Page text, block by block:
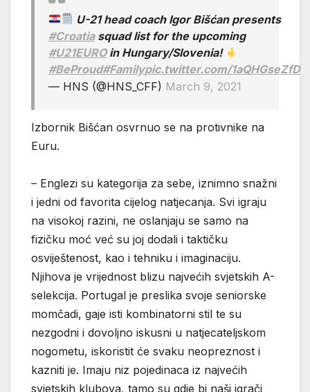
U-21 head coach Igor Bišćan presents
#Croatiasquad list for the upcoming
#U21EUROin Hungary/Slovenia!
#BeProud#Familypic.twitter.com/1aQHGseZfD
— HNS (@HNS_CFF) March 9, 2021
Izbornik Bišćan osvrnuo se na protivnike na
Euru.
– Englezi su kategorija za sebe, iznimno snažni
i jedni od favorita cijelog natjecanja. Svi igraju
na visokoj razini, ne oslanjaju se samo na
fizičku moć već su joj dodali i taktičku
osviještenost, kao i tehniku i imaginaciju.
Njihova je vrijednost blizu najvećih svjetskih A-
selekcija. Portugal je preslika svoje seniorske
momčadi, gaje isti kombinatorni stil te su
nezgodni i dovoljno iskusni u natjecateljskom
nogometu, iskoristit će svaku neopreznost i
kazniti je. Imaju niz pojedinaca iz najvećih
svjetskih klubova, tamo su gdje bi naši igrači